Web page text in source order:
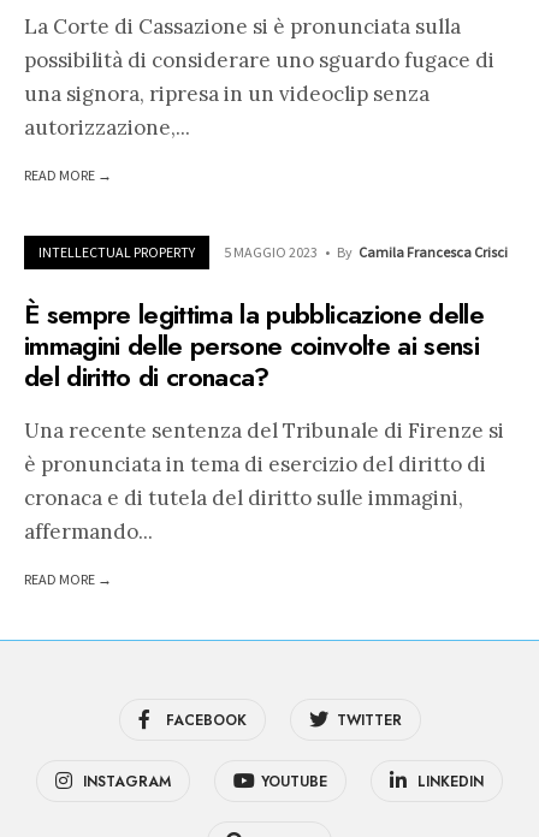
La Corte di Cassazione si è pronunciata sulla
possibilità di considerare uno sguardo fugace di
una signora, ripresa in un videoclip senza
autorizzazione,...
READ MORE →
INTELLECTUAL PROPERTY 5 MAGGIO 2023 • By Camila Francesca Crisci
È sempre legittima la pubblicazione delle
immagini delle persone coinvolte ai sensi
del diritto di cronaca?
Una recente sentenza del Tribunale di Firenze si
è pronunciata in tema di esercizio del diritto di
cronaca e di tutela del diritto sulle immagini,
affermando...
READ MORE →
FACEBOOK TWITTER
INSTAGRAM YOUTUBE LINKEDIN